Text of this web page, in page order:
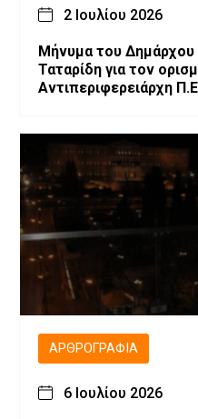
2 Ιουλίου 2026
Μήνυμα του Δημάρχου
Ταταρίδη για τον
Αντιπεριφερειάρχη
ΑΡΘΡΟΓΡΑΦΊΑ
6 Ιουλίου 2026